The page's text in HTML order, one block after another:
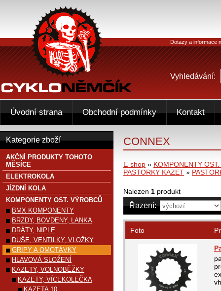
CONNEX
E-shop » KOMPONENTY
PASTORKY KAZET »
Nalezen 1 produkt
Řazení:
Foto
Kategorie zboží
AKČNÍ PRODUKTY TOHOTO
MĚSÍCE
ELEKTROKOLA
JÍZDNÍ KOLA
KOMPONENTY OST. VÝROBCŮ
BMX KOMPONENTY
BRZDY, BOVDENY, LANKA
DRÁTY, NIPLE
DUŠE, VENTILKY, VLOŽKY
GRIPY A OMOTÁVKY
HLAVOVÁ SLOŽENÍ
KAZETY, VOLNOBĚŽKY
KAZETY, VÍCEKOLEČKA
KAZETA 10
Dotazy a informace
Vyhledávání:
Úvodní strana Obchodní podmínky Kontakt